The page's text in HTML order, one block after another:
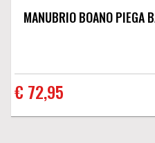
MANUBRIO BOANO PIEGA
€ 72,95